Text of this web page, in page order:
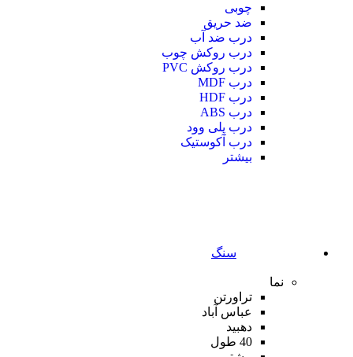
چوبی
ضد حریق
درب ضد آب
درب روکش چوب
درب روکش PVC
درب MDF
درب HDF
درب ABS
درب پلی وود
درب آکوستیک
بیشتر
سنگ
نما
تراورتن
عباس آباد
دهبید
40 طول